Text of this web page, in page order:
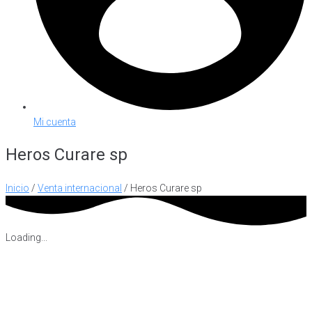
Mi cuenta
Heros Curare sp
Inicio / Venta internacional / Heros Curare sp
Loading...